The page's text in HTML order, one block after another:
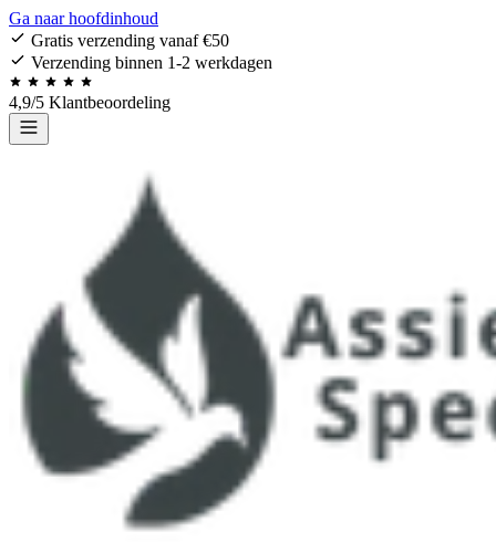
Ga naar hoofdinhoud
Gratis verzending vanaf €50
Verzending binnen 1-2 werkdagen
4,9/5 Klantbeoordeling